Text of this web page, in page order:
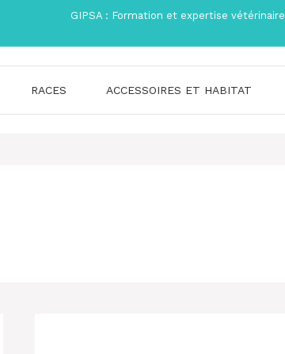
GIPSA : Formation et expertise vétérinaire
RACES ACCESSOIRES ET HABITAT